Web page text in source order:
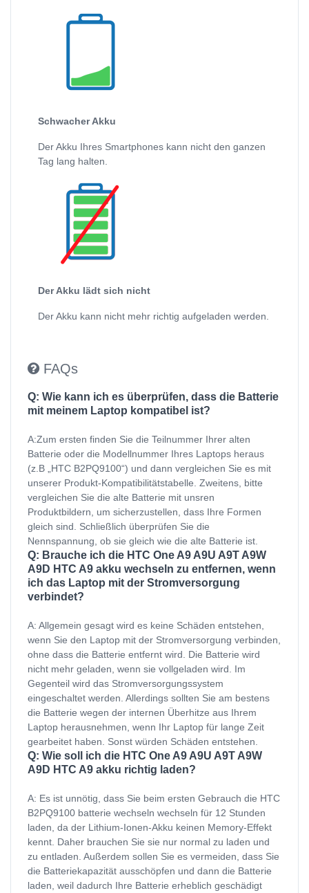
Schwacher Akku
Der Akku Ihres Smartphones kann nicht den ganzen
Tag lang halten.
Der Akku lädt sich nicht
Der Akku kann nicht mehr richtig aufgeladen werden.
FAQs
Q: Wie kann ich es überprüfen, dass die Batterie
mit meinem Laptop kompatibel ist?
A:Zum ersten finden Sie die Teilnummer Ihrer alten
Batterie oder die Modellnummer Ihres Laptops heraus
(z.B „HTC B2PQ9100“) und dann vergleichen Sie es mit
unserer Produkt-Kompatibilitätstabelle. Zweitens, bitte
vergleichen Sie die alte Batterie mit unsren
Produktbildern, um sicherzustellen, dass Ihre Formen
gleich sind. Schließlich überprüfen Sie die
Nennspannung, ob sie gleich wie die alte Batterie ist.
Q: Brauche ich die HTC One A9 A9U A9T A9W
A9D HTC A9 akku wechseln zu entfernen, wenn
ich das Laptop mit der Stromversorgung
verbindet?
A: Allgemein gesagt wird es keine Schäden entstehen,
wenn Sie den Laptop mit der Stromversorgung verbinden,
ohne dass die Batterie entfernt wird. Die Batterie wird
nicht mehr geladen, wenn sie vollgeladen wird. Im
Gegenteil wird das Stromversorgungssystem
eingeschaltet werden. Allerdings sollten Sie am bestens
die Batterie wegen der internen Überhitze aus Ihrem
Laptop herausnehmen, wenn Ihr Laptop für lange Zeit
gearbeitet haben. Sonst würden Schäden entstehen.
Q: Wie soll ich die HTC One A9 A9U A9T A9W
A9D HTC A9 akku richtig laden?
A: Es ist unnötig, dass Sie beim ersten Gebrauch die HTC
B2PQ9100 batterie wechseln wechseln für 12 Stunden
laden, da der Lithium-Ionen-Akku keinen Memory-Effekt
kennt. Daher brauchen Sie sie nur normal zu laden und
zu entladen. Außerdem sollen Sie es vermeiden, dass Sie
die Batteriekapazität ausschöpfen und dann die Batterie
laden, weil dadurch Ihre Batterie erheblich geschädigt